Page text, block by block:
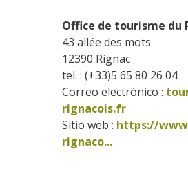
Office de tourisme du
43 allée des mots
12390 Rignac
tel. : (+33)5 65 80 26 04
Correo electrónico :
rignacois.fr
Sitio web : https://
rignaco...